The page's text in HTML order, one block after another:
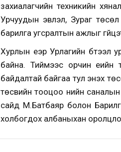
захиалагчийн техникийн
Урчуудын эвлэл, Зураг
барилга угсралтын ажлыг
Хурлын үеэр Урлагийн
байна. Тиймээс орчин үеийн
байдалтай байгаа тул энэхүү
төсвийн тооцоо үнийн
сайд М.Батбаяр болон
холбогдох албаныхан